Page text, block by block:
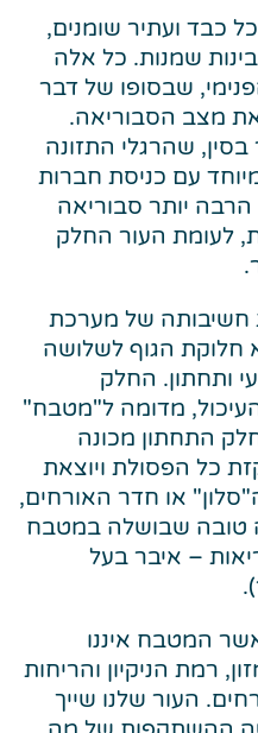
כבד ועתיר שומנים,
שמנות. כל אלה
שבסופו של דבר
את מצב הסבוריאה.
בסין, שהרגלי התזונה
עם כניסת חברות
הרבה יותר סבוריאה
לעומת העור החלק
חשיבותה של מערכת
חלוקת הגוף לשלושה
ותחתון. החלק
מדומה ל"מטבח"
התחתון מכונה
כל הפסולת ויוצאת
או חדר האורחים,
טובה שבושלה במטבח
– איבר בעל
המטבח איננו
רמת הניקיון והריחות
העור שלנו שייך